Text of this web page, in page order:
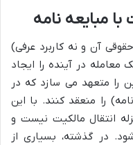
مبایعه نامه
آن و نه کاربرد عرفی)
در آینده را ایجاد
را متعهد می سازد که در
را منعقد کنند. با این
انتقال مالکیت نیست و
در گذشته، بسیاری از